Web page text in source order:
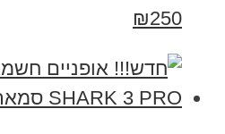
₪250